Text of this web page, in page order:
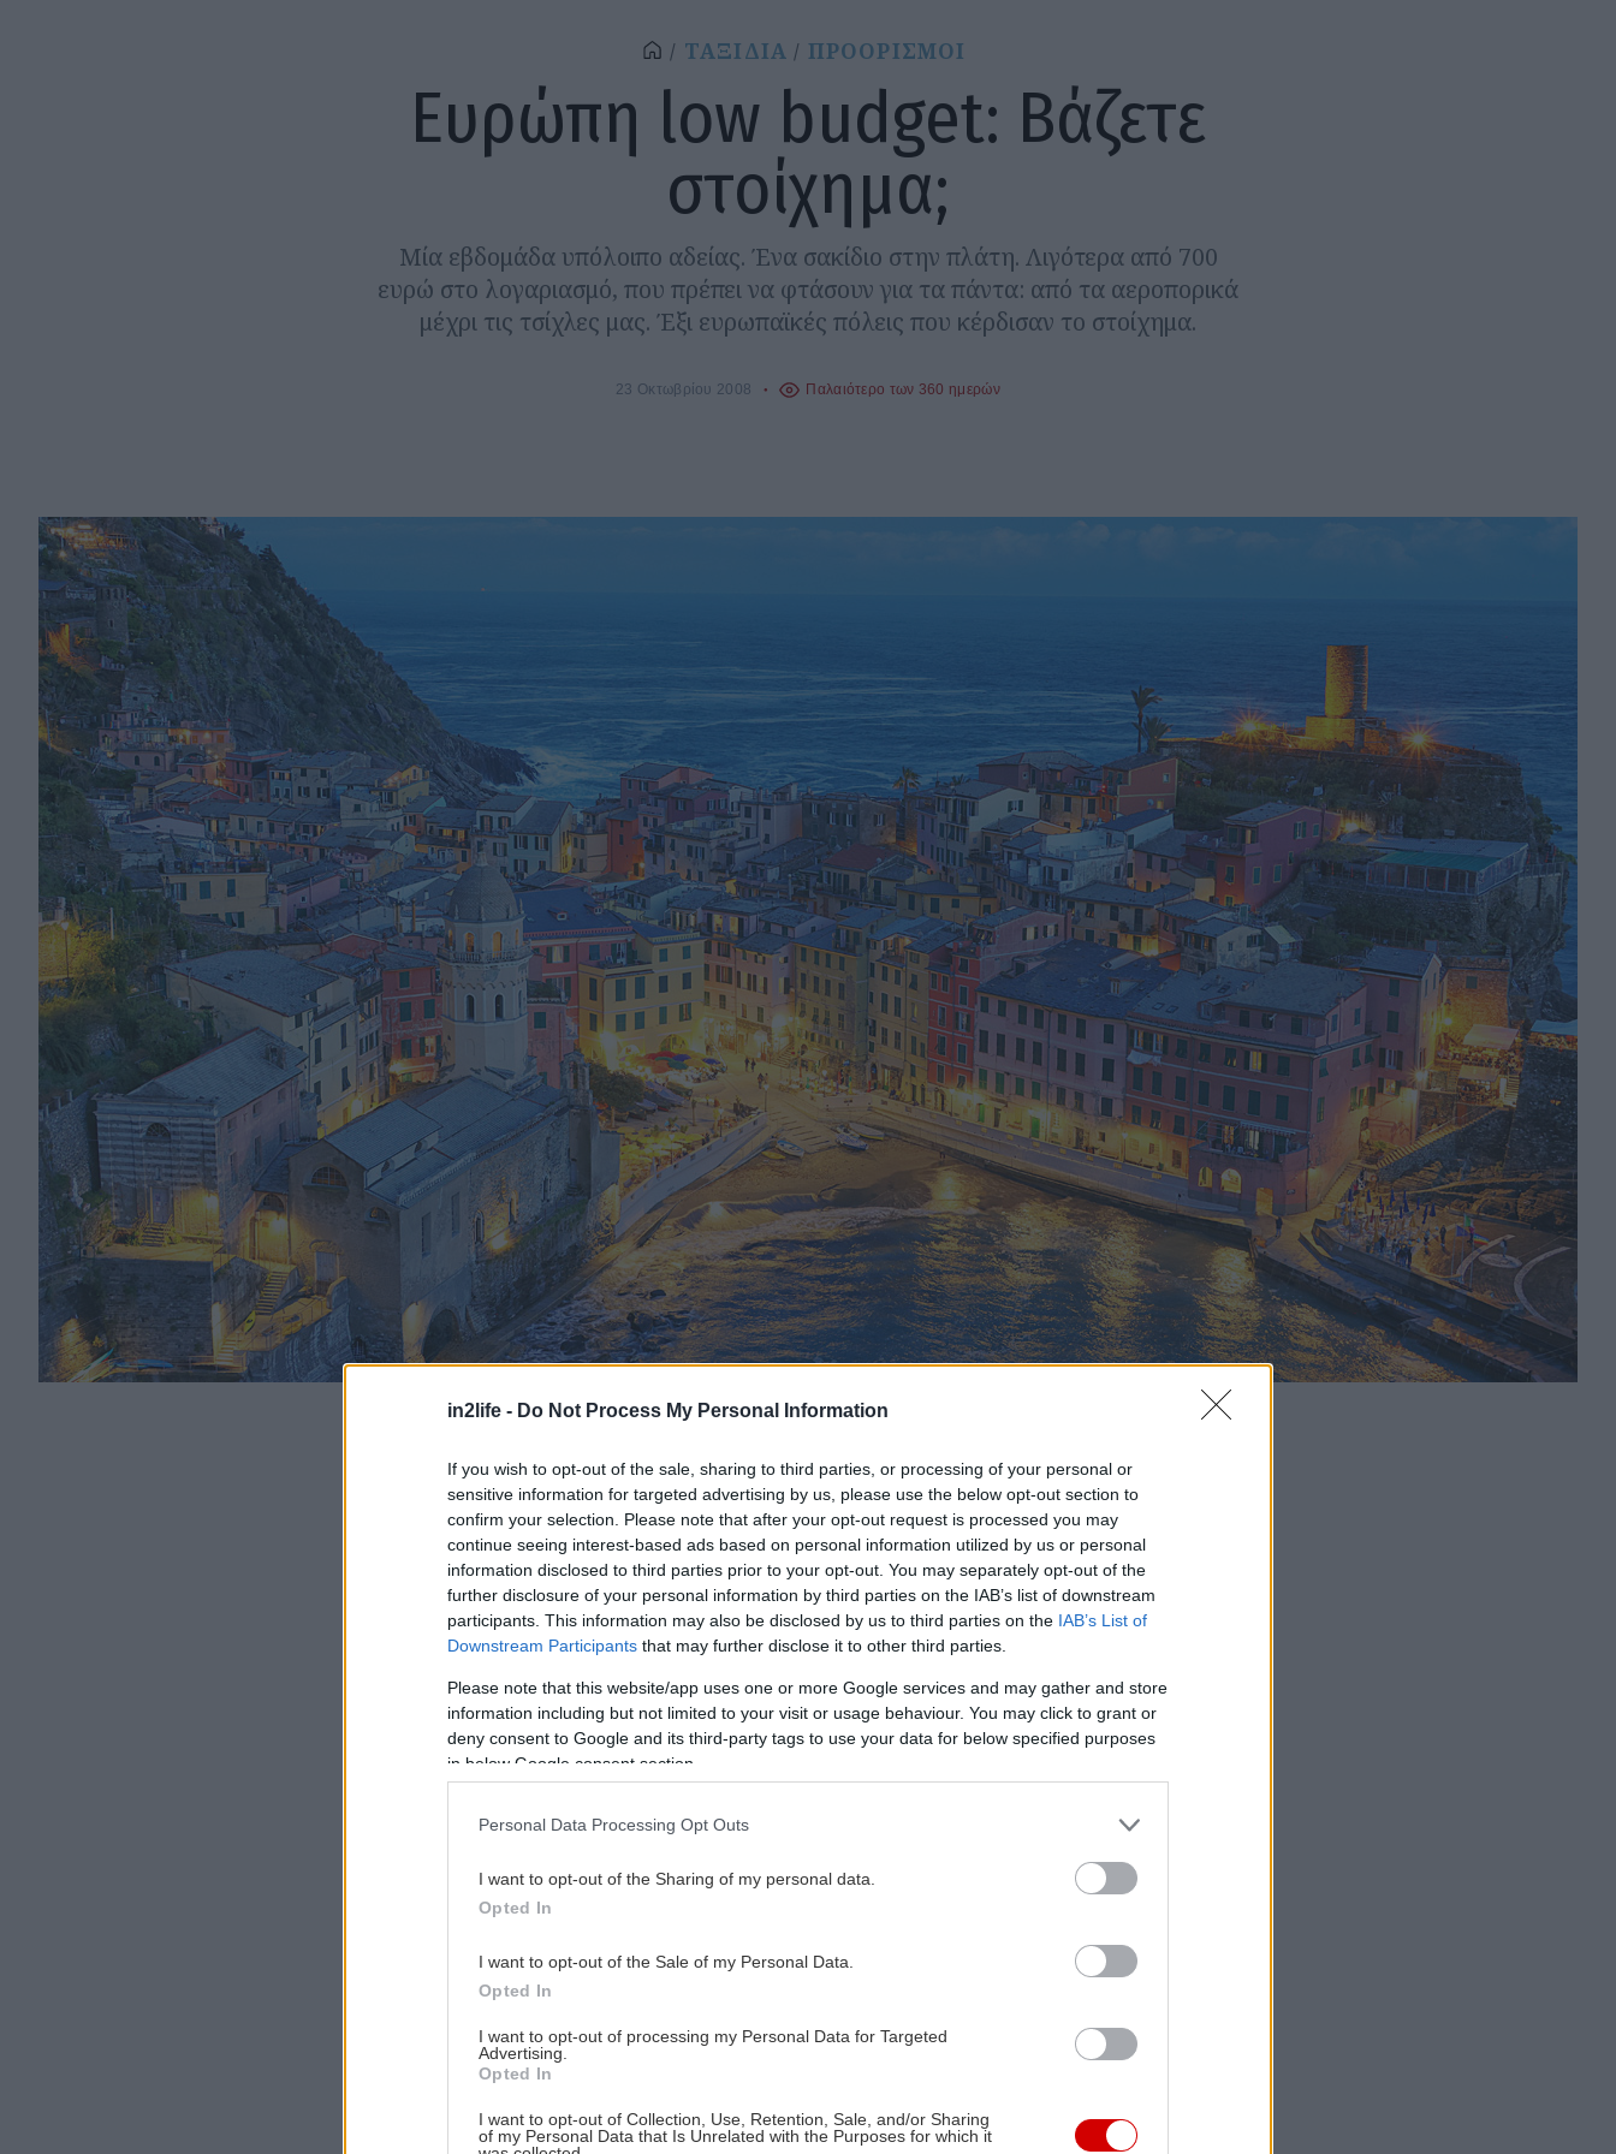
in2life - Do Not Process My Personal Information
If you wish to opt-out of the sale, sharing to third parties, or processing of your personal or
sensitive information for targeted advertising by us, please use the below opt-out section to
confirm your selection. Please note that after your opt-out request is processed you may
continue seeing interest-based ads based on personal information utilized by us or personal
information disclosed to third parties prior to your opt-out. You may separately opt-out of the
further disclosure of your personal information by third parties on the IAB’s list of downstream
participants. This information may also be disclosed by us to third parties on the IAB’s List of
Downstream Participants that may further disclose it to other third parties.
Please note that this website/app uses one or more Google services and may gather and store
information including but not limited to your visit or usage behaviour. You may click to grant or
deny consent to Google and its third-party tags to use your data for below specified purposes
in below Google consent section.
Personal Data Processing Opt Outs
I want to opt-out of the Sharing of my personal data.
Opted In
I want to opt-out of the Sale of my Personal Data.
Opted In
I want to opt-out of processing my Personal Data for Targeted
Advertising.
Opted In
I want to opt-out of Collection, Use, Retention, Sale, and/or Sharing
of my Personal Data that Is Unrelated with the Purposes for which it
ΤΑΞΙΔΙΑ ΠΡΟΟΡΙΣΜΟΙ
Ευρώπη low budget: Βάζετε
στοίχημα;
Μία εβδομάδα υπόλοιπο αδείας. Ένα σακίδιο στην πλάτη. Λιγότερα από 700
ευρώ στο λογαριασμό, που πρέπει να φτάσουν για τα πάντα: από τα αεροπορικά
μέχρι τις τσίχλες μας. Έξι ευρωπαϊκές πόλεις που κέρδισαν το στοίχημα.
23 Οκτωβρίου 2008 Παλαιότερο των 360 ημερών